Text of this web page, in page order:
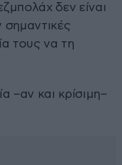
δεν είναι
τους να τη
–αν και κρίσιμη–